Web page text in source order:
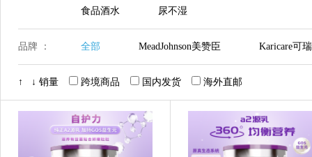
食品酒水 尿不湿
品牌 ： 全部 MeadJohnson美赞臣 Karicare可
Hero Baby美素 Nutrilon荷兰牛栏
Aptamil德国爱他美 Nanny care纳尼凯尔
美素佳儿 荷兰双牛Two Cows Healthy
↑ ↓ 销量 跨境商品 国内发货 海外直邮